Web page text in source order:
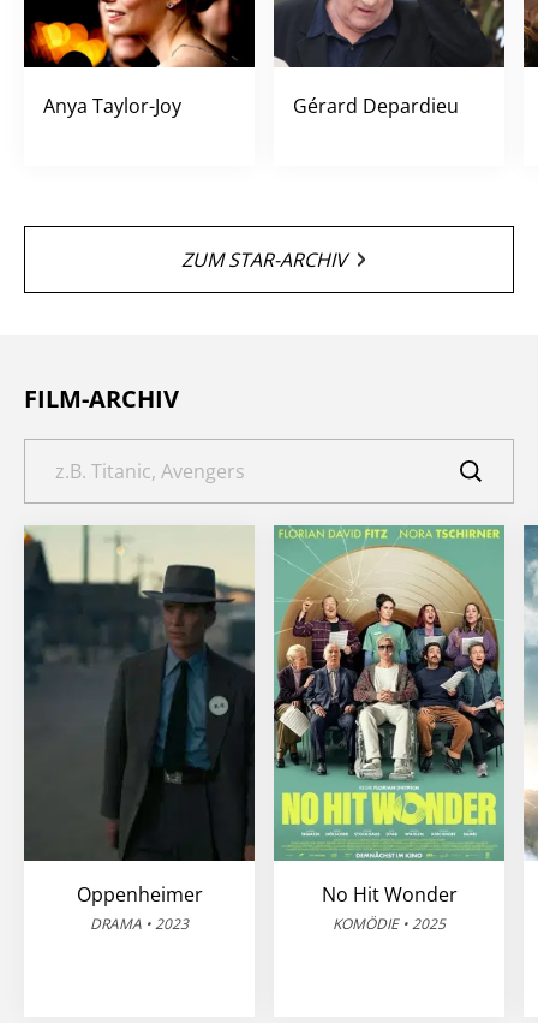
Anya Taylor-Joy Gérard Depardieu
ZUM STAR-ARCHIV
FILM-ARCHIV
Oppenheimer
DRAMA • 2023
No Hit Wonder
KOMÖDIE • 2025